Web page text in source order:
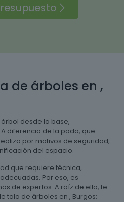
de árboles en ,
desde la base,
diferencia de la poda, que
por motivos de seguridad,
del espacio.
que requiere técnica,
Por eso, es
de expertos. A raíz de ello, te
tala de árboles en , Burgos: